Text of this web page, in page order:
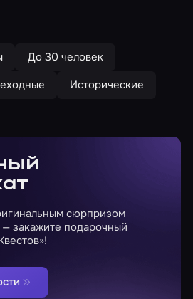
До 30 человек
Исторические
сюрпризом
закажите подарочный